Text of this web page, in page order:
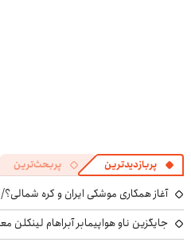
پربازدیدترین پربحث‌ترین
آغاز همکاری موشکی ایران و کره
جایگزین ناو هواپیمابر آبراهام لینکلن